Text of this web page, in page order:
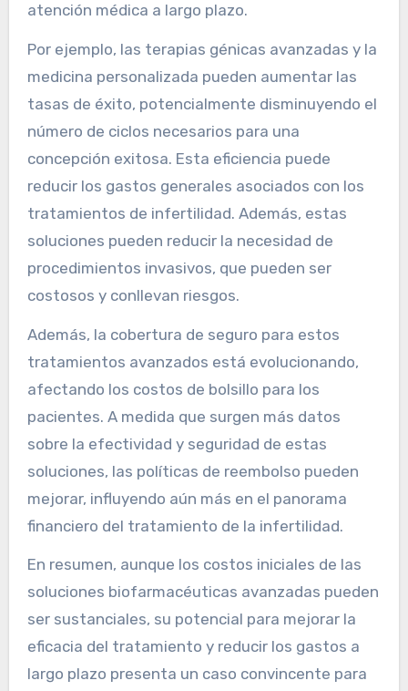
atención médica a largo plazo.
Por ejemplo, las terapias génicas avanzadas y la
medicina personalizada pueden aumentar las
tasas de éxito, potencialmente disminuyendo el
número de ciclos necesarios para una
concepción exitosa. Esta eficiencia puede
reducir los gastos generales asociados con los
tratamientos de infertilidad. Además, estas
soluciones pueden reducir la necesidad de
procedimientos invasivos, que pueden ser
costosos y conllevan riesgos.
Además, la cobertura de seguro para estos
tratamientos avanzados está evolucionando,
afectando los costos de bolsillo para los
pacientes. A medida que surgen más datos
sobre la efectividad y seguridad de estas
soluciones, las políticas de reembolso pueden
mejorar, influyendo aún más en el panorama
financiero del tratamiento de la infertilidad.
En resumen, aunque los costos iniciales de las
soluciones biofarmacéuticas avanzadas pueden
ser sustanciales, su potencial para mejorar la
eficacia del tratamiento y reducir los gastos a
largo plazo presenta un caso convincente para